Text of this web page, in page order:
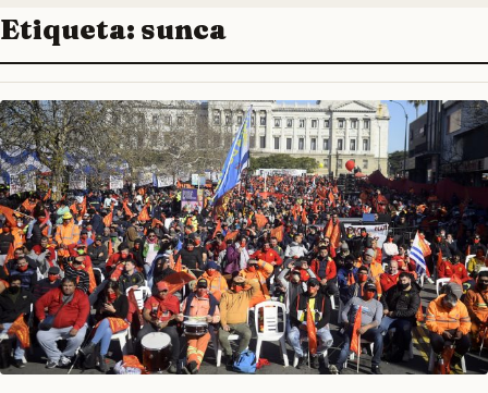
Etiqueta: sunca